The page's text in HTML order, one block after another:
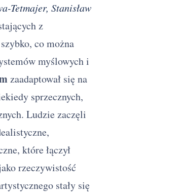
Tetmajer, Stanisław
z
co można
myślowych i
zaadaptował się na
sprzecznych,
Ludzie zaczęli
które łączył
rzeczywistość
stały się